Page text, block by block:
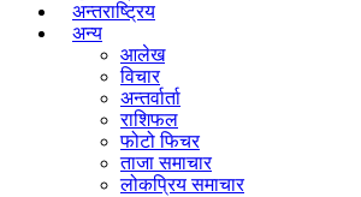
अन्तराष्ट्रिय
अन्य
आलेख
विचार
अन्तर्वार्ता
राशिफल
फोटो फिचर
ताजा समाचार
लोकप्रिय समाचार